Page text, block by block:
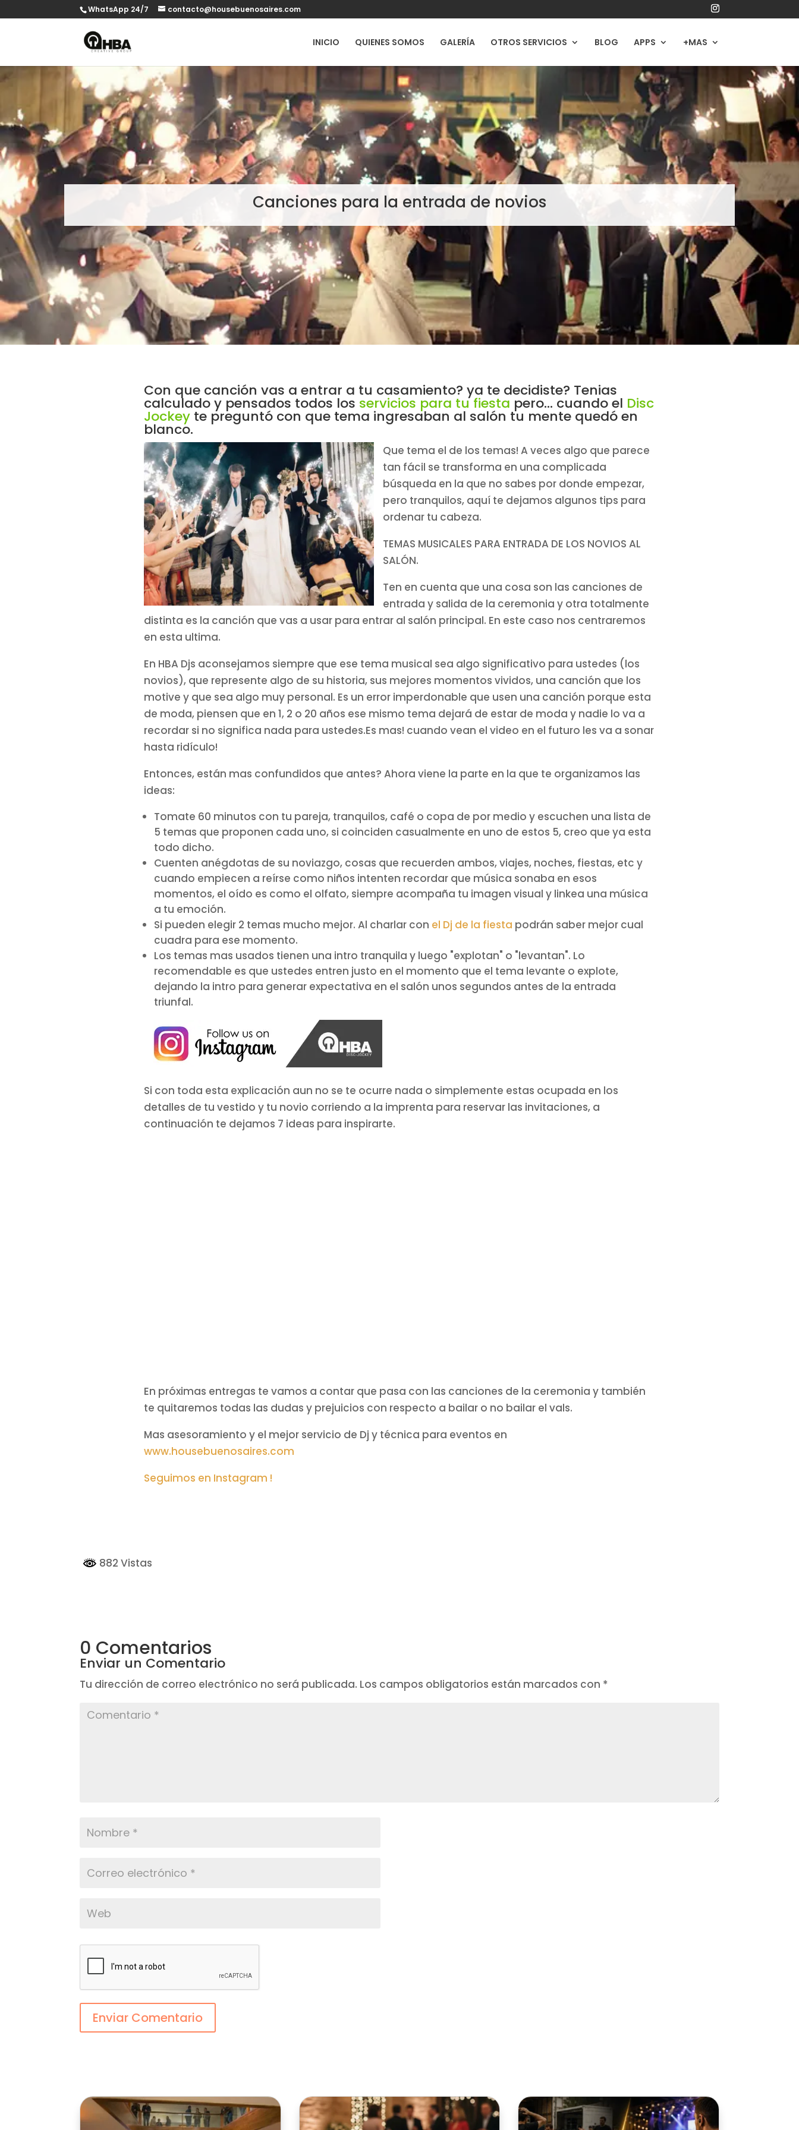
WhatsApp 24/7 contacto@housebuenosaires.com
INICIO QUIENES SOMOS GALERÍA OTROS SERVICIOS BLOG APPS +MAS
Canciones para la entrada de novios
Con que canción vas a entrar a tu casamiento? ya te decidiste? Tenias
calculado y pensados todos los servicios para tu fiesta pero... cuando el Disc
Jockeyte preguntó con que tema ingresaban al salón tu mente quedó en
blanco.
Que tema el de los temas! A veces algo que parece
tan fácil se transforma en una complicada
búsqueda en la que no sabes por donde empezar,
pero tranquilos, aquí te dejamos algunos tips para
ordenar tu cabeza.
TEMAS MUSICALES PARA ENTRADA DE LOS NOVIOS AL
SALÓN.
Ten en cuenta que una cosa son las canciones de
entrada y salida de la ceremonia y otra totalmente
distinta es la canción que vas a usar para entrar al salón principal. En este caso nos centraremos
en esta ultima.
En HBA Djs aconsejamos siempre que ese tema musical sea algo significativo para ustedes (los
novios), que represente algo de su historia, sus mejores momentos vividos, una canción que los
motive y que sea algo muy personal. Es un error imperdonable que usen una canción porque esta
de moda, piensen que en 1, 2 o 20 años ese mismo tema dejará de estar de moda y nadie lo va a
recordar si no significa nada para ustedes.Es mas! cuando vean el video en el futuro les va a sonar
hasta ridículo!
Entonces, están mas confundidos que antes? Ahora viene la parte en la que te organizamos las
ideas:
Tomate 60 minutos con tu pareja, tranquilos, café o copa de por medio y escuchen una lista de
5 temas que proponen cada uno, si coinciden casualmente en uno de estos 5, creo que ya esta
todo dicho.
Cuenten anégdotas de su noviazgo, cosas que recuerden ambos, viajes, noches, fiestas, etc y
cuando empiecen a reírse como niños intenten recordar que música sonaba en esos
momentos, el oído es como el olfato, siempre acompaña tu imagen visual y linkea una música
a tu emoción.
Si pueden elegir 2 temas mucho mejor. Al charlar con el Dj de la fiesta podrán saber mejor cual
cuadra para ese momento.
Los temas mas usados tienen una intro tranquila y luego "explotan" o "levantan". Lo
recomendable es que ustedes entren justo en el momento que el tema levante o explote,
dejando la intro para generar expectativa en el salón unos segundos antes de la entrada
triunfal.
Si con toda esta explicación aun no se te ocurre nada o simplemente estas ocupada en los
detalles de tu vestido y tu novio corriendo a la imprenta para reservar las invitaciones, a
continuación te dejamos 7 ideas para inspirarte.
En próximas entregas te vamos a contar que pasa con las canciones de la ceremonia y también
te quitaremos todas las dudas y prejuicios con respecto a bailar o no bailar el vals.
Mas asesoramiento y el mejor servicio de Dj y técnica para eventos en
www.housebuenosaires.com
Seguimos en Instagram !
882 Vistas
0 Comentarios
Enviar un Comentario
Tu dirección de correo electrónico no será publicada. Los campos obligatorios están marcados con *
Enviar Comentario